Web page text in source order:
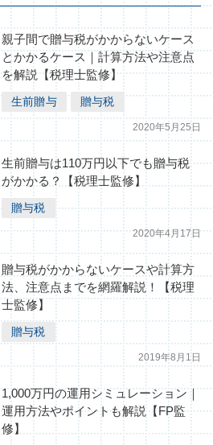
親子間で贈与税がかからないケース
とかかるケース｜計算方法や注意点
を解説【税理士監修】
生前贈与 贈与税
2020年5月25日
生前贈与は110万円以下でも贈与税
がかかる？【税理士監修】
贈与税
2020年4月17日
贈与税がかからないケースや計算方
法、注意点までを網羅解説！【税理
士監修】
贈与税
2019年8月1日
1,000万円の運用シミュレーション｜
運用方法やポイントも解説【FP監
修】